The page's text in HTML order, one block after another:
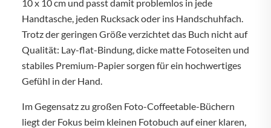
10 x 10 cm und passt damit problemlos in jede
Handtasche, jeden Rucksack oder ins Handschuhfach.
Trotz der geringen Größe verzichtet das Buch nicht auf
Qualität: Lay-flat-Bindung, dicke matte Fotoseiten und
stabiles Premium-Papier sorgen für ein hochwertiges
Gefühl in der Hand.
Im Gegensatz zu großen Foto-Coffeetable-Büchern
liegt der Fokus beim kleinen Fotobuch auf einer klaren,